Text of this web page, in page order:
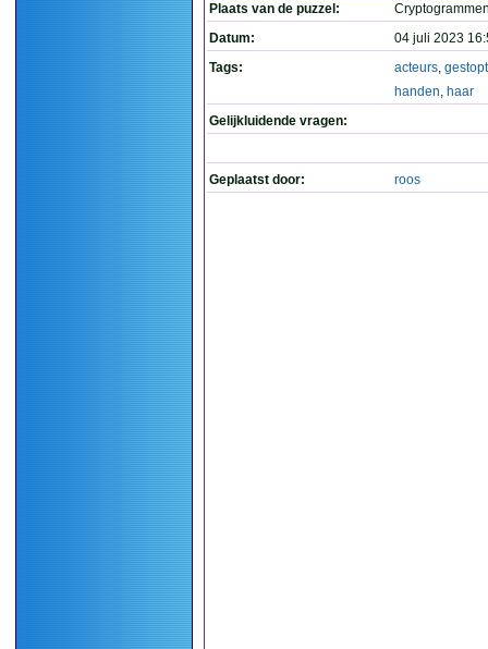
Plaats van de puzzel:
Datum:
04 juli 2023
Tags:
acteurs, gestopt
handen, haar
Gelijkluidende vragen:
Geplaatst door: roos